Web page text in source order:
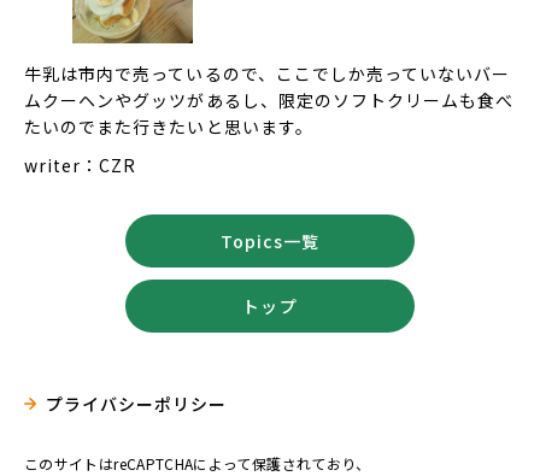
牛乳は市内で売っているので、ここでしか売っていないバー
ムクーヘンやグッツがあるし、限定のソフトクリームも食べ
たいのでまた行きたいと思います。
writer：CZR
Topics一覧
トップ
プライバシーポリシー
このサイトはreCAPTCHAによって保護されており、